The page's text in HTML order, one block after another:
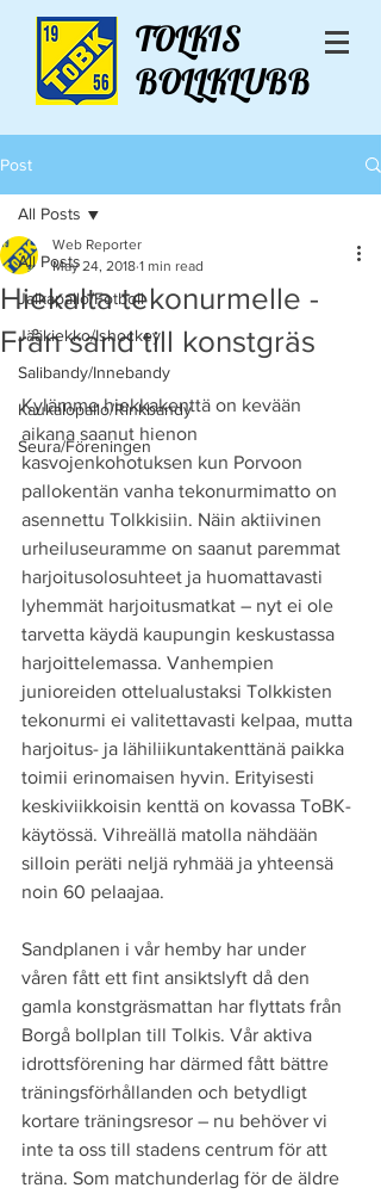
TOLKIS
BOLLKLUBB
Post
All Posts
Jalkapallo/Fotboll
Jääkiekko/Ishockey
Salibandy/Innebandy
Kaukalopallo/Rinkbandy
Seura/Föreningen
All Posts
Hiekalta tekonurmelle -
Från sand till konstgräs
Web Reporter
May 24, 2018 1 min read
Kylämme hiekkakenttä on kevään
aikana saanut hienon
kasvojenkohotuksen kun Porvoon
pallokentän vanha tekonurmimatto on
asennettu Tolkkisiin. Näin aktiivinen
urheiluseuramme on saanut paremmat
harjoitusolosuhteet ja huomattavasti
lyhemmät harjoitusmatkat – nyt ei ole
tarvetta käydä kaupungin keskustassa
harjoittelemassa. Vanhempien
junioreiden ottelualustaksi Tolkkisten
tekonurmi ei valitettavasti kelpaa, mutta
harjoitus- ja lähiliikuntakenttänä paikka
toimii erinomaisen hyvin. Erityisesti
keskiviikkoisin kenttä on kovassa ToBK-
käytössä. Vihreällä matolla nähdään
silloin peräti neljä ryhmää ja yhteensä
noin 60 pelaajaa.
Sandplanen i vår hemby har under
våren fått ett fint ansiktslyft då den
gamla konstgräsmattan har flyttats från
Borgå bollplan till Tolkis. Vår aktiva
idrottsförening har därmed fått bättre
träningsförhållanden och betydligt
kortare träningsresor – nu behöver vi
inte ta oss till stadens centrum för att
träna. Som matchunderlag för de äldre